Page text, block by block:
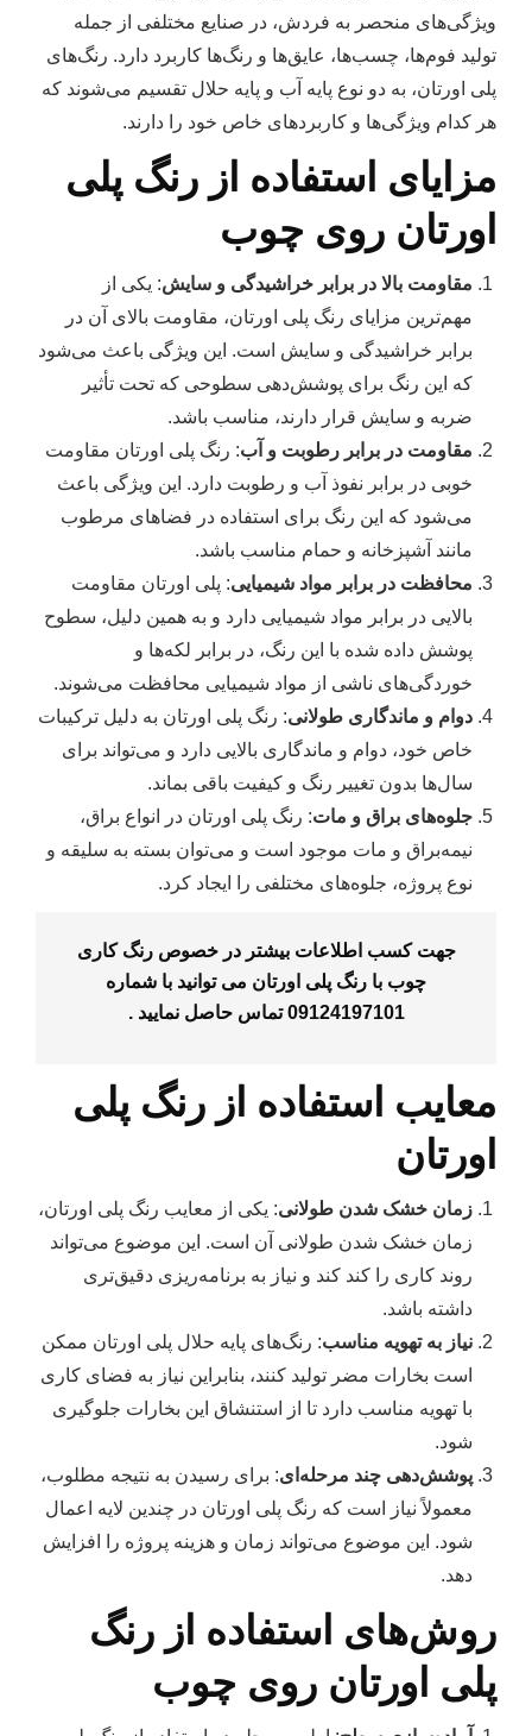
ویژگی‌های منحصر به فردش، در صنایع مختلفی از جمله
تولید فوم‌ها، چسب‌ها، عایق‌ها و رنگ‌ها کاربرد دارد. رنگ‌های
پلی اورتان، به دو نوع پایه آب و پایه حلال تقسیم می‌شوند که
هر کدام ویژگی‌ها و کاربردهای خاص خود را دارند.
مزایای استفاده از رنگ پلی
اورتان روی چوب
مقاومت بالا در برابر خراشیدگی و سایش: یکی از
مهم‌ترین مزایای رنگ پلی اورتان، مقاومت بالای آن در
برابر خراشیدگی و سایش است. این ویژگی باعث می‌شود
که این رنگ برای پوشش‌دهی سطوحی که تحت تأثیر
ضربه و سایش قرار دارند، مناسب باشد.
مقاومت در برابر رطوبت و آب: رنگ پلی اورتان مقاومت
خوبی در برابر نفوذ آب و رطوبت دارد. این ویژگی باعث
می‌شود که این رنگ برای استفاده در فضاهای مرطوب
مانند آشپزخانه و حمام مناسب باشد.
محافظت در برابر مواد شیمیایی: پلی اورتان مقاومت
بالایی در برابر مواد شیمیایی دارد و به همین دلیل، سطوح
پوشش داده شده با این رنگ، در برابر لکه‌ها و
خوردگی‌های ناشی از مواد شیمیایی محافظت می‌شوند.
دوام و ماندگاری طولانی: رنگ پلی اورتان به دلیل ترکیبات
خاص خود، دوام و ماندگاری بالایی دارد و می‌تواند برای
سال‌ها بدون تغییر رنگ و کیفیت باقی بماند.
جلوه‌های براق و مات: رنگ پلی اورتان در انواع براق،
نیمه‌براق و مات موجود است و می‌توان بسته به سلیقه و
نوع پروژه، جلوه‌های مختلفی را ایجاد کرد.
جهت کسب اطلاعات بیشتر در خصوص رنگ کاری
چوب با رنگ پلی اورتان می توانید با شماره
09124197101 تماس حاصل نمایید .
معایب استفاده از رنگ پلی
اورتان
زمان خشک شدن طولانی: یکی از معایب رنگ پلی اورتان،
زمان خشک شدن طولانی آن است. این موضوع می‌تواند
روند کاری را کند کند و نیاز به برنامه‌ریزی دقیق‌تری
داشته باشد.
نیاز به تهویه مناسب: رنگ‌های پایه حلال پلی اورتان ممکن
است بخارات مضر تولید کنند، بنابراین نیاز به فضای کاری
با تهویه مناسب دارد تا از استنشاق این بخارات جلوگیری
شود.
پوشش‌دهی چند مرحله‌ای: برای رسیدن به نتیجه مطلوب،
معمولاً نیاز است که رنگ پلی اورتان در چندین لایه اعمال
شود. این موضوع می‌تواند زمان و هزینه پروژه را افزایش
دهد.
روش‌های استفاده از رنگ
پلی اورتان روی چوب